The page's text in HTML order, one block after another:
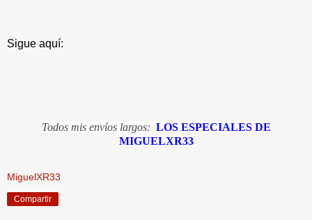
Sigue aquí:
Todos mis envíos largos: LOS ESPECIALES DE
MIGUELXR33
MiguelXR33
Compartir